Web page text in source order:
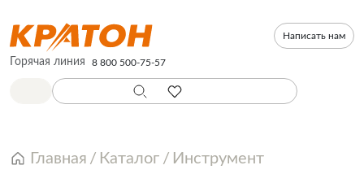
Написать нам
Горячая линия 8 800 500-75-57
Главная Каталог
Инструмент